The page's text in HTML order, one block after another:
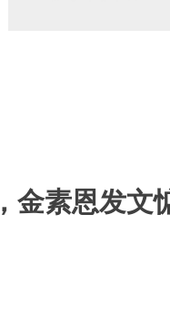
金素恩发文